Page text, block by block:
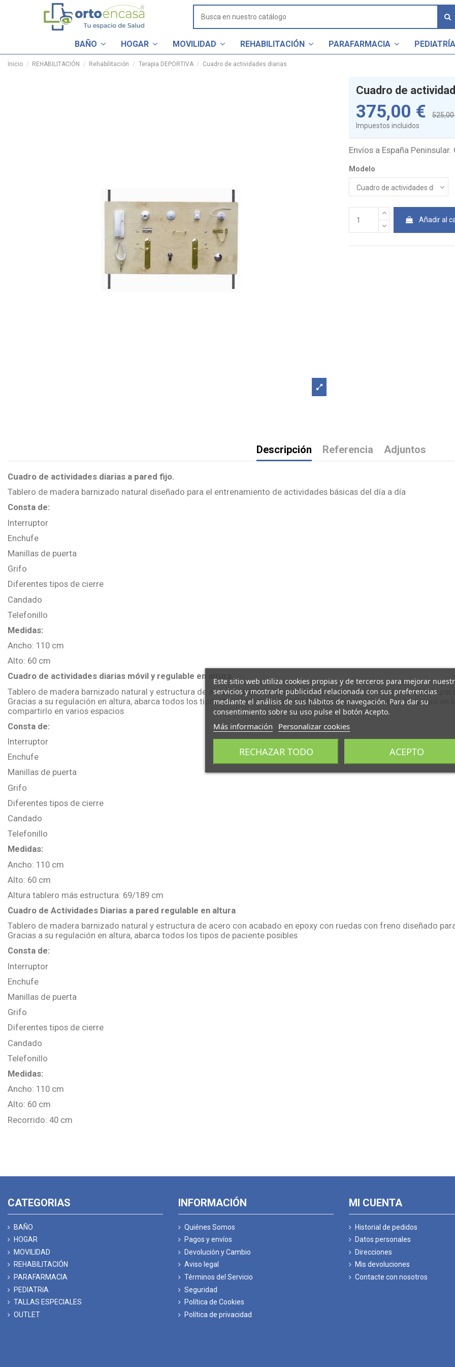
BAÑO HOGAR MOVILIDAD REHABILITACIÓN PARAFARMACIA
Inicio REHABILITACIÓN Rehabilitación Terapia DEPORTIVA Cuadro de actividades diarias
Cuadro de
375,00 €
525,00
Impuestos incluidos
Envíos a España
Modelo
Añadir al
Descripción Referencia Adjuntos
Cuadro de actividades diarias a pared fijo.
Tablero de madera barnizado natural diseñado para el entrenamiento de actividades básicas del día a día
Consta de:
Interruptor
Enchufe
Manillas de puerta
Grifo
Diferentes tipos de cierre
Candado
Telefonillo
Medidas:
Ancho: 110 cm
Alto: 60 cm
Cuadro de actividades diarias móvil y regulable en altura.
Tablero de madera barnizado natural y estructura de acero con acabado en epoxy con ruedas con freno diseñado
Gracias a su regulación en altura, abarca todos los tipos de paciente posibles. Ideal para lugares con poco espacio en
compartirlo en varios espacios
Consta de:
Interruptor
Enchufe
Manillas de puerta
Grifo
Diferentes tipos de cierre
Candado
Telefonillo
Medidas:
Ancho: 110 cm
Alto: 60 cm
Altura tablero más estructura: 69/189 cm
Cuadro de Actividades Diarias a pared regulable en altura
Tablero de madera barnizado natural y estructura de acero con acabado en epoxy con ruedas con freno diseñado
Gracias a su regulación en altura, abarca todos los tipos de paciente posibles
Consta de:
Interruptor
Enchufe
Manillas de puerta
Grifo
Diferentes tipos de cierre
Candado
Telefonillo
Medidas:
Ancho: 110 cm
Alto: 60 cm
Recorrido: 40 cm
CATEGORIAS
BAÑO
HOGAR
MOVILIDAD
REHABILITACIÓN
PARAFARMACIA
PEDIATRíA
TALLAS ESPECIALES
OUTLET
INFORMACIÓN
Quiénes Somos
Pagos y envíos
Devolución y Cambio
Aviso legal
Términos del Servicio
Seguridad
Política de Cookies
Política de privacidad
MI CUENTA
Historial de pedidos
Datos personales
Direcciones
Mis devoluciones
Contacte con nosotros
Este sitio web utiliza cookies propias y de terceros para mejorar
servicios y mostrarle publicidad relacionada con sus preferencias
mediante el análisis de sus hábitos de navegación. Para dar su
consentimiento sobre su uso pulse el botón Acepto.
Más información Personalizar cookies
RECHAZAR TODO ACEPTO